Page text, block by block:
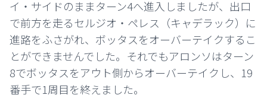
イ・サイドのままターン4へ進入しましたが、出口
で前方を走るセルジオ・ペレス（キャデラック）に
進路をふさがれ、ボッタスをオーバーテイクするこ
とができませんでした。それでもアロンソはターン
8でボッタスをアウト側からオーバーテイクし、19
番手で1周目を終えました。